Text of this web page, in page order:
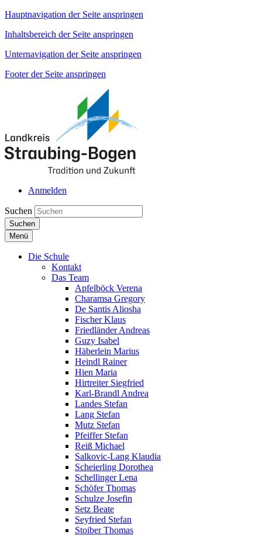
Hauptnavigation der Seite anspringen
Inhaltsbereich der Seite anspringen
Unternavigation der Seite anspringen
Footer der Seite anspringen
Anmelden
Suchen
Suchen
Menü
Die Schule
Kontakt
Das Team
Apfelböck Verena
Charamsa Gregory
De Santis Aliosha
Fischer Klaus
Friedländer Andreas
Guzy Isabel
Häberlein Marius
Heindl Rainer
Hien Maria
Hirtreiter Siegfried
Karl-Brandl Andrea
Landes Stefan
Lang Stefan
Mutz Stefan
Pfeiffer Stefan
Reiß Michael
Salkovic-Lang Klaudia
Scheierling Dorothea
Schellinger Lena
Schöfer Thomas
Schulze Josefin
Setz Beate
Seyfried Stefan
Stoiber Thomas